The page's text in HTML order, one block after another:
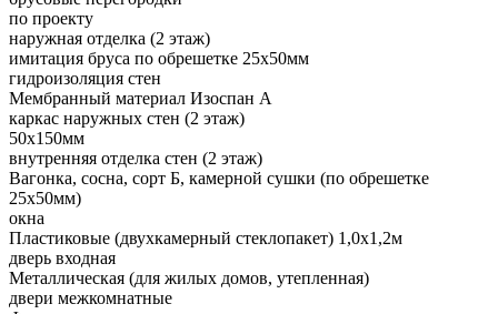
по проекту
наружная отделка (2 этаж)
имитация бруса по обрешетке 25х50мм
гидроизоляция стен
Мембранный материал Изоспан А
каркас наружных стен (2 этаж)
50х150мм
внутренняя отделка стен (2 этаж)
Вагонка, сосна, сорт Б, камерной сушки (по обрешетке
25х50мм)
окна
Пластиковые (двухкамерный стеклопакет) 1,0х1,2м
дверь входная
Металлическая (для жилых домов, утепленная)
двери межкомнатные